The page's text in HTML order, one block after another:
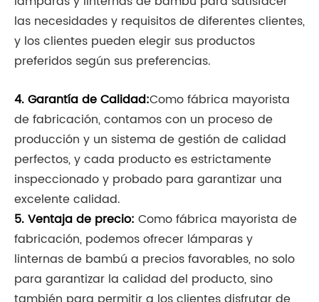
las necesidades y requisitos de diferentes clientes,
y los clientes pueden elegir sus productos
preferidos según sus preferencias.
4. Garantía de Calidad:Como fábrica mayorista
de fabricación, contamos con un proceso de
producción y un sistema de gestión de calidad
perfectos, y cada producto es estrictamente
inspeccionado y probado para garantizar una
excelente calidad.
5. Ventaja de precio: Como fábrica mayorista de
fabricación, podemos ofrecer lámparas y
linternas de bambú a precios favorables, no solo
para garantizar la calidad del producto, sino